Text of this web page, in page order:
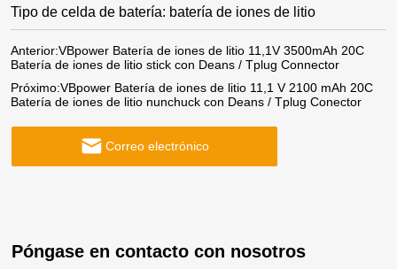
Tipo de celda de batería: batería de iones de litio
Anterior:VBpower Batería de iones de litio 11,1V 3500mAh 20C
Batería de iones de litio stick con Deans / Tplug Connector
Próximo:VBpower Batería de iones de litio 11,1 V 2100 mAh 20C
Batería de iones de litio nunchuck con Deans / Tplug Conector
Correo electrónico
Póngase en contacto con nosotros